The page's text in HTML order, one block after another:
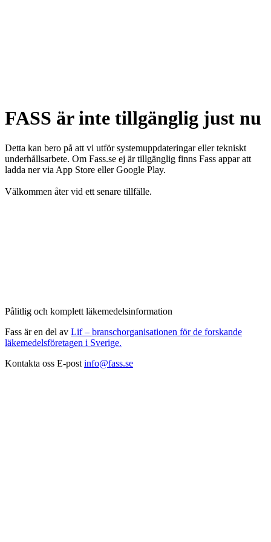
FASS är inte tillgänglig just nu
Detta kan bero på att vi utför systemuppdateringar eller tekniskt
underhållsarbete. Om Fass.se ej är tillgänglig finns Fass appar att
ladda ner via App Store eller Google Play.
Välkommen åter vid ett senare tillfälle.
Pålitlig och komplett läkemedelsinformation
Fass är en del av Lif – branschorganisationen för de forskande
läkemedelsföretagen i Sverige.
Kontakta oss E-post info@fass.se